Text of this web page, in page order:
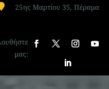
25ης Μαρτίου 35, Πέραμα
μας: